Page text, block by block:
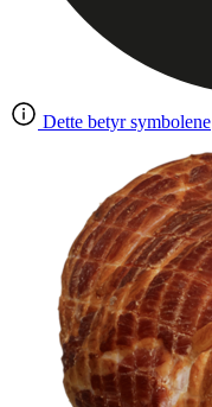
Dette betyr symbolene